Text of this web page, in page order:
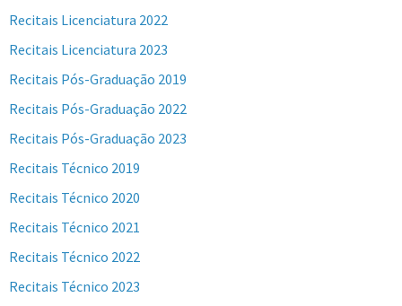
Recitais Licenciatura 2022
Recitais Licenciatura 2023
Recitais Pós-Graduação 2019
Recitais Pós-Graduação 2022
Recitais Pós-Graduação 2023
Recitais Técnico 2019
Recitais Técnico 2020
Recitais Técnico 2021
Recitais Técnico 2022
Recitais Técnico 2023